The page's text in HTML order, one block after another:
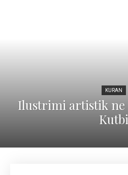
KURAN
Ilustrimi artistik ne
Kutbi